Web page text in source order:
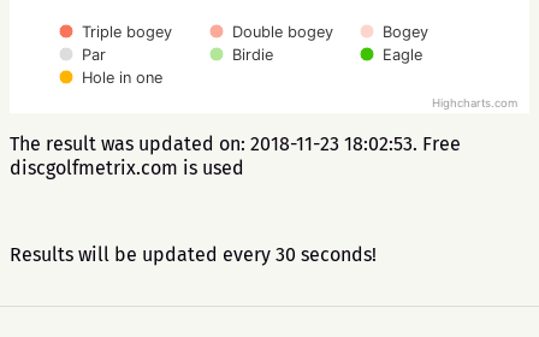
Triple bogey Double bogey
Bogey
Par
Birdie
Eagle
Hole in one
Highcharts.com
The result was updated on: 2018-11-23 18:02:53. Free
discgolfmetrix.com is used
Results will be updated every 30 seconds!